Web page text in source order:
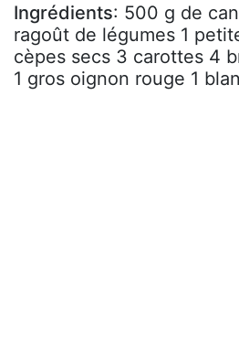
Ingrédients: 500 g de
ragoût de légumes 1
cèpes secs 3 carottes 4
1 gros oignon rouge 1